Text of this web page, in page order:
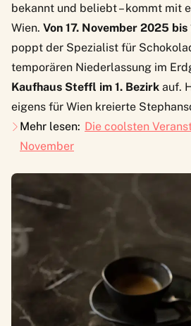
bekannt und beliebt – kommt mit
Wien. Von 17. November 2025 bis
poppt der Spezialist für
temporären Niederlassung im
Kaufhaus Steffl im 1. Bezirk auf.
eigens für Wien kreierte
Mehr lesen: Die coolsten
November